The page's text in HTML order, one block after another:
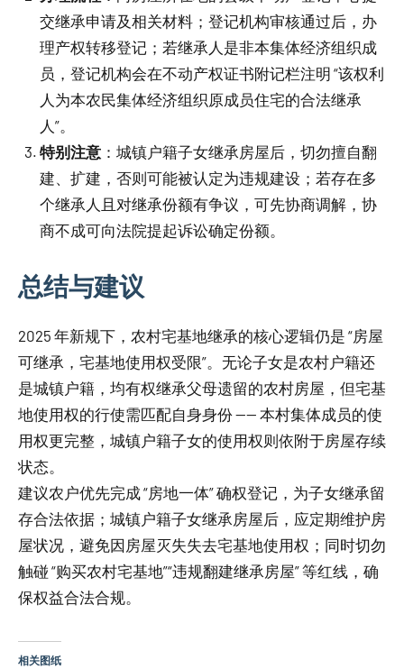
交继承申请及相关材料；登记机构审核通过后，办
理产权转移登记；若继承人是非本集体经济组织成
员，登记机构会在不动产权证书附记栏注明 “该权利
人为本农民集体经济组织原成员住宅的合法继承
人”。
特别注意 ：城镇户籍子女继承房屋后，切勿擅自翻
建、扩建，否则可能被认定为违规建设；若存在多
个继承人且对继承份额有争议，可先协商调解，协
商不成可向法院提起诉讼确定份额。
总结与建议
2025 年新规下，农村宅基地继承的核心逻辑仍是 “房屋
可继承，宅基地使用权受限”。无论子女是农村户籍还
是城镇户籍，均有权继承父母遗留的农村房屋，但宅基
地使用权的行使需匹配自身身份 —— 本村集体成员的使
用权更完整，城镇户籍子女的使用权则依附于房屋存续
状态。
建议农户优先完成 “房地一体” 确权登记，为子女继承留
存合法依据；城镇户籍子女继承房屋后，应定期维护房
屋状况，避免因房屋灭失失去宅基地使用权；同时切勿
触碰 “购买农村宅基地”“违规翻建继承房屋” 等红线，确
保权益合法合规。
相关图纸